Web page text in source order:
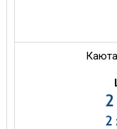
2
2